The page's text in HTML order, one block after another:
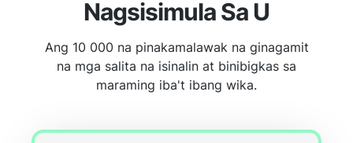
Nagsisimula Sa U
Ang 10 000 na pinakamalawak na ginagamit
na mga salita na isinalin at binibigkas sa
maraming iba't ibang wika.